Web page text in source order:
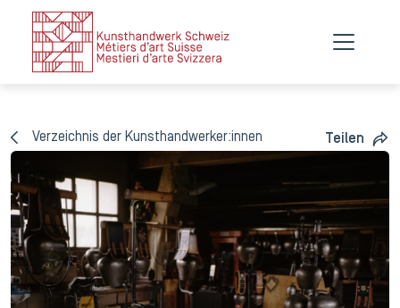
Verzeichnis der Kunsthandwerker:innen Teilen